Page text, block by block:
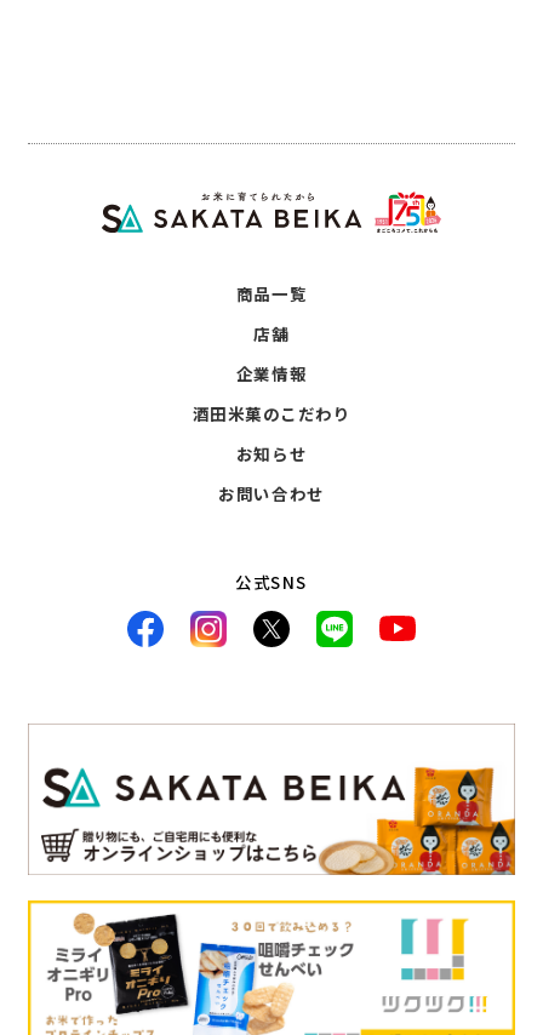
商品一覧
店舗
企業情報
酒田米菓のこだわり
お知らせ
お問い合わせ
公式SNS